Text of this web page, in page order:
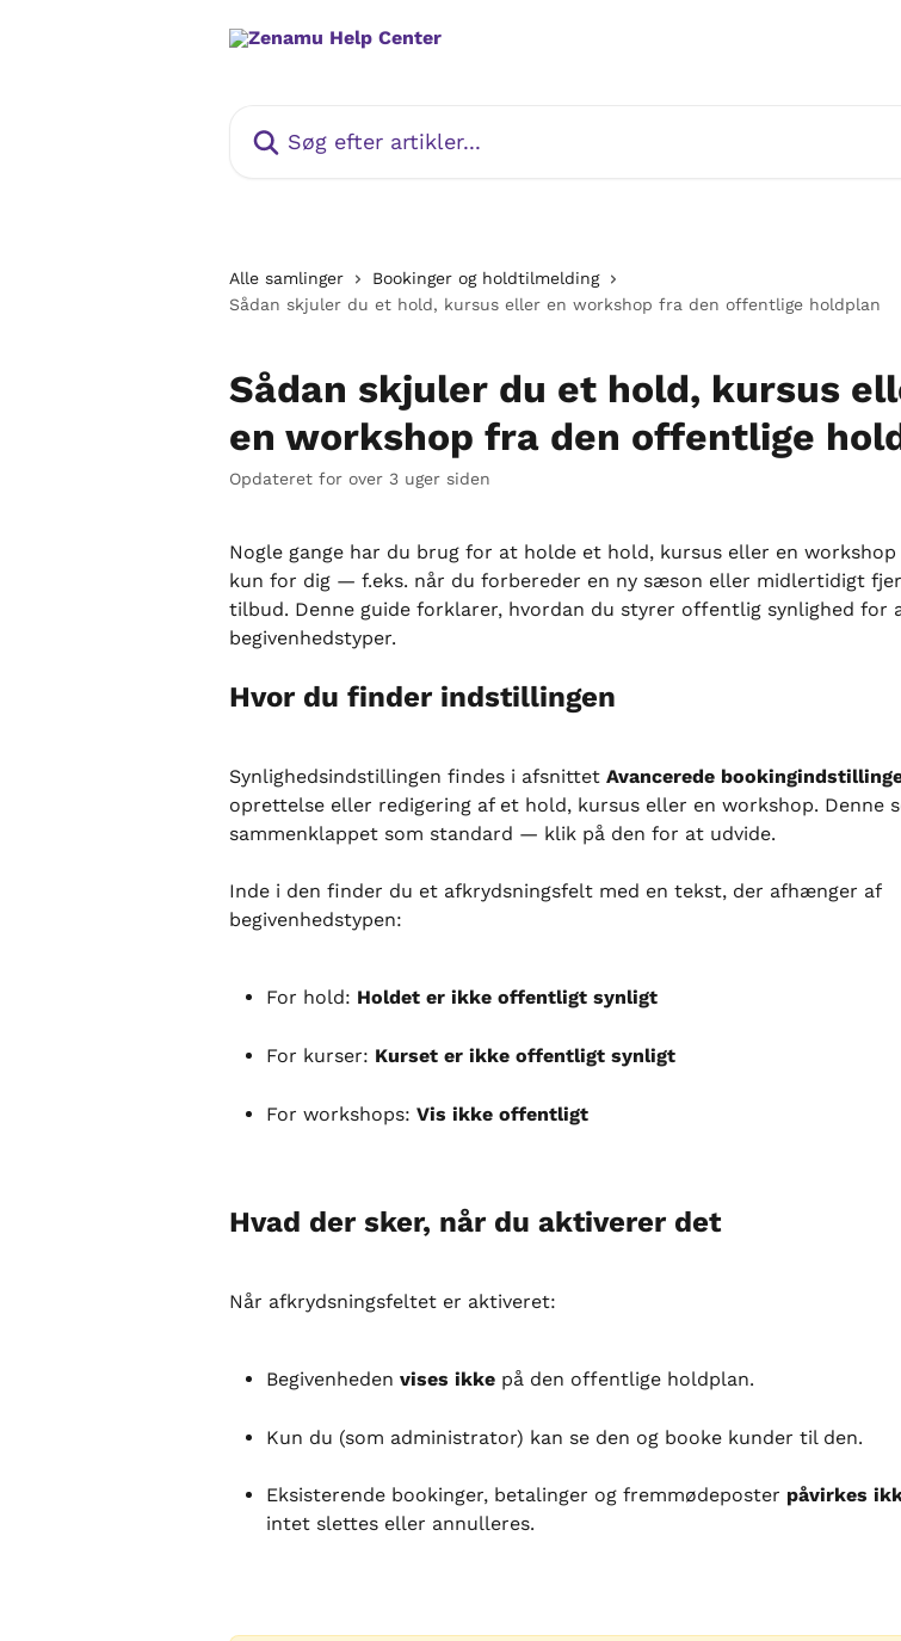
Alle samlinger
Bookinger og holdtilmelding
Sådan skjuler du et hold, kursus eller en workshop fra den offentlige holdplan
Sådan skjuler du et hold, kursus
en workshop fra den offentlige
Opdateret for over 3 uger siden
Nogle gange har du brug for at holde et hold, kursus eller en
kun for dig — f.eks. når du forbereder en ny sæson eller midlertidigt
tilbud. Denne guide forklarer, hvordan du styrer offentlig synlighed for
begivenhedstyper.
Hvor du finder indstillingen
Synlighedsindstillingen findes i afsnittet Avancerede
oprettelse eller redigering af et hold, kursus eller en workshop. Denne
sammenklappet som standard — klik på den for at udvide.
Inde i den finder du et afkrydsningsfelt med en tekst, der afhænger af
begivenhedstypen:
For hold: Holdet er ikke offentligt synligt
For kurser: Kurset er ikke offentligt synligt
For workshops: Vis ikke offentligt
Hvad der sker, når du aktiverer det
Når afkrydsningsfeltet er aktiveret:
Begivenheden vises ikke på den offentlige holdplan.
Kun du (som administrator) kan se den og booke kunder til den.
Eksisterende bookinger, betalinger og fremmødeposter påvirkes
intet slettes eller annulleres.